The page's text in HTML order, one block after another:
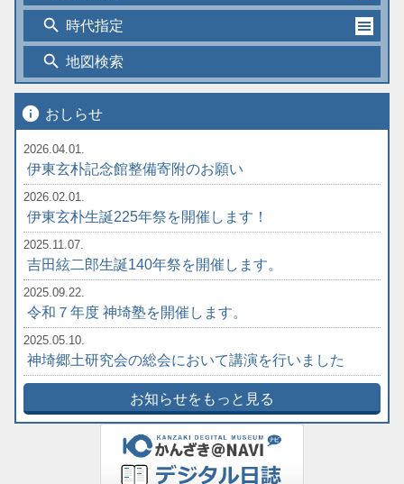
search 時代指定
search 地図検索
info おしらせ
2026.04.01.
伊東玄朴記念館整備寄附のお願い
2026.02.01.
伊東玄朴生誕225年祭を開催します！
2025.11.07.
吉田絃二郎生誕140年祭を開催します。
2025.09.22.
令和７年度 神埼塾を開催します。
2025.05.10.
神埼郷土研究会の総会において講演を行いました
お知らせをもっと見る